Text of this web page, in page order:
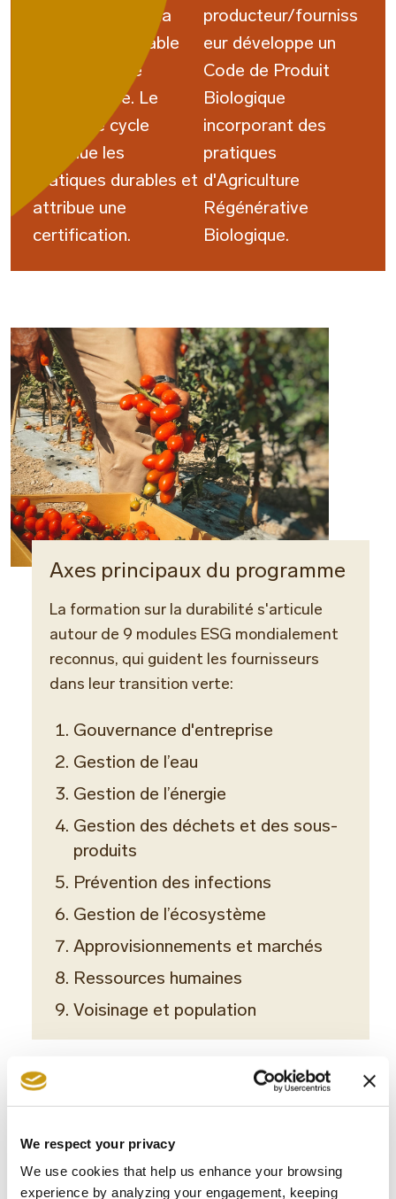
We respect your privacy
We use cookies that help us enhance your browsing
experience by analyzing your engagement, keeping
participants sur la
fabrication durable
et l'agriculture
régénérative. Le
troisième cycle
réévalue les
pratiques durables et
attribue une
certification.
producteur/fourniss
eur développe un
Code de Produit
Biologique
incorporant des
pratiques
d'Agriculture
Régénérative
Biologique.
Axes principaux du programme
La formation sur la durabilité s'articule
autour de 9 modules ESG mondialement
reconnus, qui guident les fournisseurs
dans leur transition verte:
Gouvernance d'entreprise
Gestion de l’eau
Gestion de l’énergie
Gestion des déchets et des sous-
produits
Prévention des infections
Gestion de l’écosystème
Approvisionnements et marchés
Ressources humaines
Voisinage et population
L'AVENIR